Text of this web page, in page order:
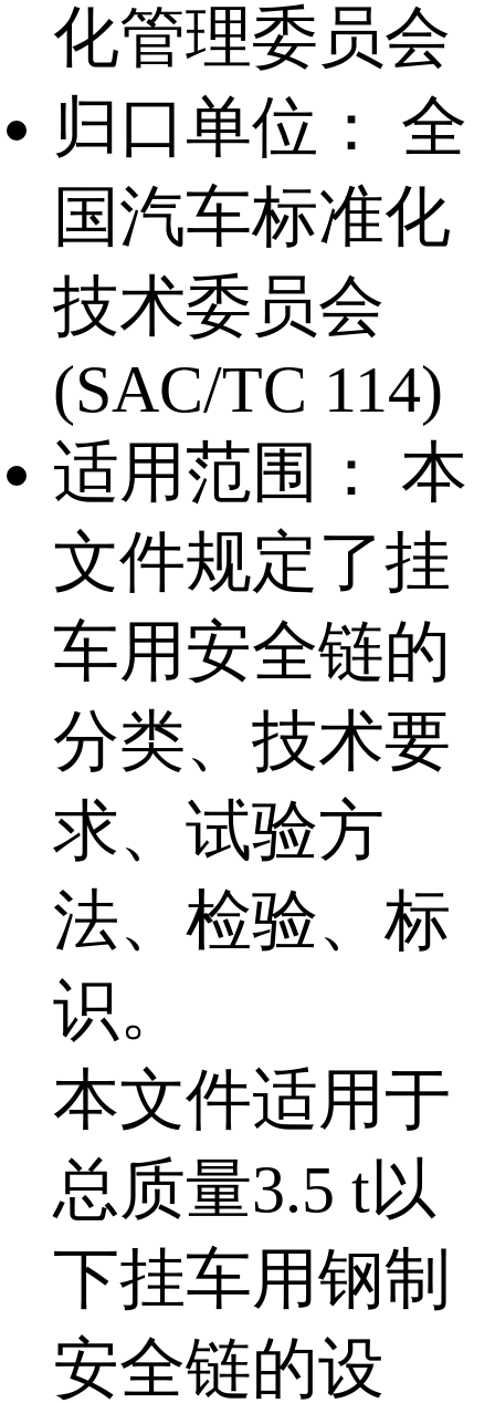
化管理委员会
归口单位：
全
国汽车标准化
技术委员会
(SAC/TC 114)
适用范围：
本
文件规定了挂
车用安全链的
分类、技术要
求、试验方
法、检验、标
识。
本文件适用于
总质量3.5 t以
下挂车用钢制
安全链的设